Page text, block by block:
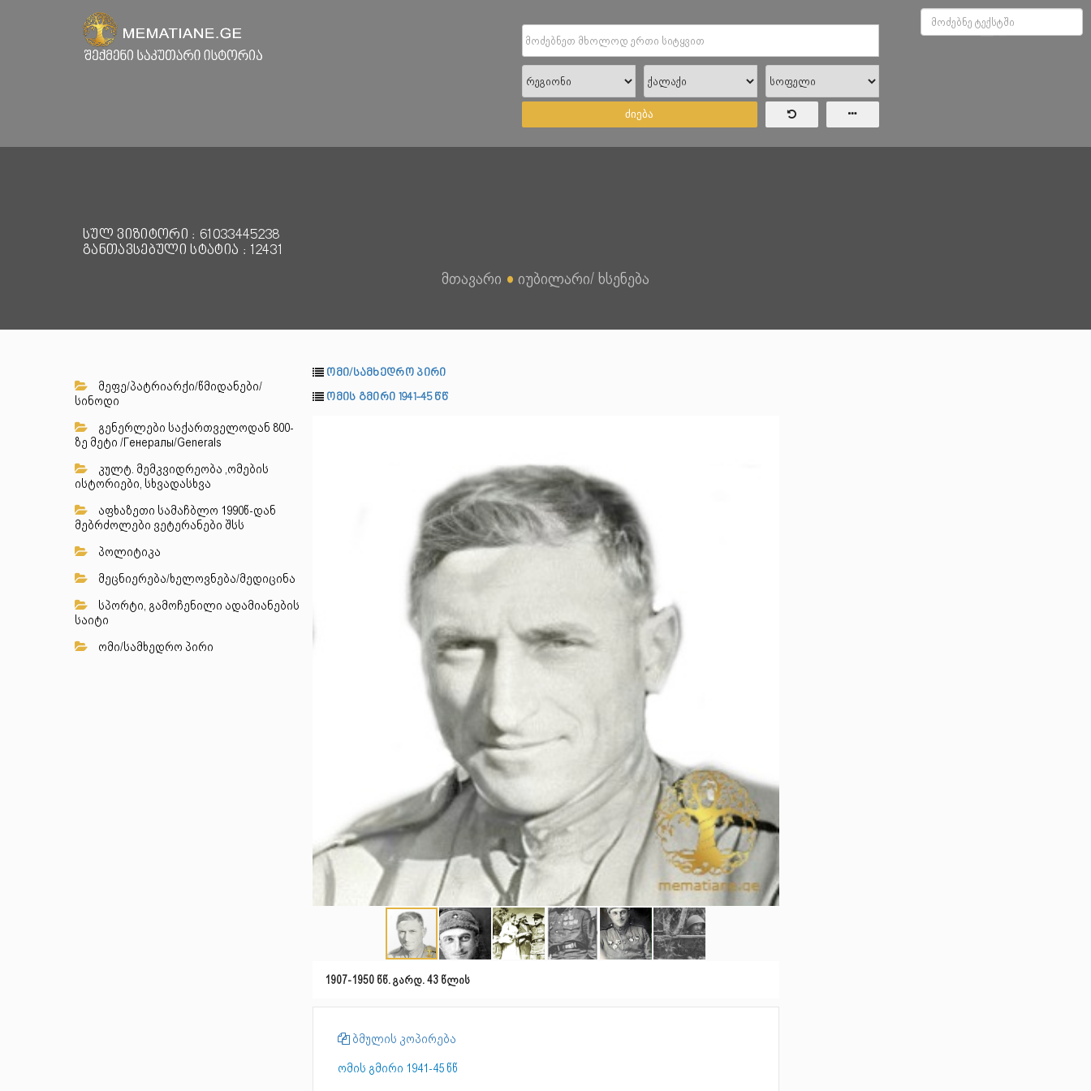
ძიება
სულ ვიზიტორი : 61033445238
განთავსებული სტატია : 12431
მთავარი ● იუბილარი/ ხსენება
მეფე/პატრიარქი/წმიდანები/
სინოდი
გენერლები საქართველოდან 800-
ზე მეტი /Генералы/Generals
კულტ. მემკვიდრეობა ,ომების
ისტორიები, სხვადასხვა
აფხაზეთი სამაჩბლო 1990წ-დან
მებრძოლები ვეტერანები შსს
პოლიტიკა
მეცნიერება/ხელოვნება/მედიცინა
სპორტი, გამოჩენილი ადამიანების
საიტი
ომი/სამხედრო პირი
ომი/სამხედრო პირი
ომის გმირი 1941-45 წწ
1907-1950 წწ. გარდ. 43 წლის
ბმულის კოპირება
ომის გმირი 1941-45 წწ